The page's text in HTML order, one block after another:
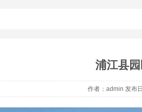
浦江县
作者：admin 发布